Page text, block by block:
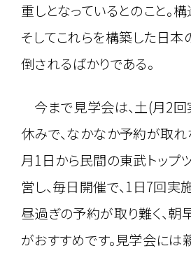
重しとなっているとのこと。
そしてこれらを構築した日
倒されるばかりである。
今まで見学会は、土(月2回
休みで、なかなか予約が取れ
月1日から民間の東武トップ
営し、毎日開催で、1日7回実
昼過ぎの予約が取り難く、
がおすすめです。見学会には